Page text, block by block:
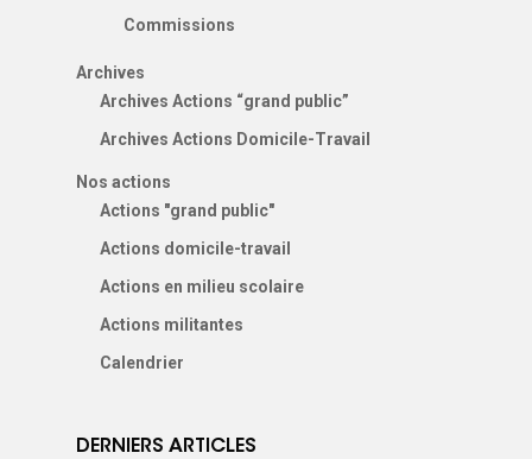
Commissions
Archives
Archives Actions “grand public”
Archives Actions Domicile-Travail
Nos actions
Actions "grand public"
Actions domicile-travail
Actions en milieu scolaire
Actions militantes
Calendrier
DERNIERS ARTICLES